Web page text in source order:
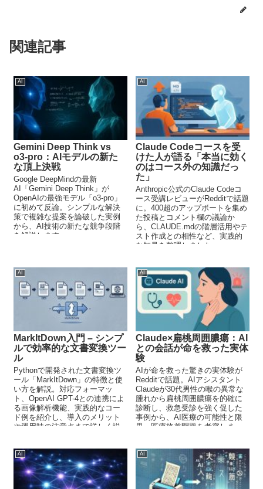
関連記事
AI
Gemini Deep Think vs
o3-pro：AIモデルの新た
な頂上決戦
Google DeepMindの最新
AI「Gemini Deep Think」が
OpenAIの最強モデル「o3-pro」
に初めて反論。シンプルな解決
策で複雑な提案を論破した実例
から、AI技術の新たな競争段階
を解説します。
AI
Claude Codeコースを受
けた人が語る「本当に効く
のはコース外の知識だっ
た」
Anthropic公式のClaude Codeコ
ース受講レビューがRedditで話題
に。400超のアップボートを集め
た投稿とコメント欄の議論か
ら、CLAUDE.mdの階層活用やテ
スト作成との相性など、実践的
な知見を整理しました。
AI
MarkItDown入門 – シンプ
ルで効率的な文書変換ツー
ル
Pythonで開発された文書変換ツ
ール「MarkItDown」の特徴と使
い方を解説。対応フォーマッ
ト、OpenAI GPT-4との連携によ
る画像解析機能、実践的なコー
ド例を紹介し、導入のメリット
や運用時の注意点まで詳しく説
AI
Claude×扁桃周囲膿瘍：AI
との会話が命を救った実体
験
AIが命を救った驚きの実体験が
Redditで話題。AIアシスタント
Claudeが30代男性の喉の異常な
腫れから扁桃周囲膿瘍を的確に
診断し、救急受診を強く促した
事例から、AI医療の可能性と限
界、医療格差問題を考察しま
AI AI